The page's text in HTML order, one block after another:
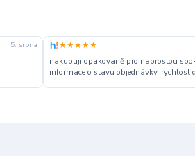
5. srpna ★★★★★
nakupuji opakovaně pro naprostou
informace o stavu objednávky, rychlost